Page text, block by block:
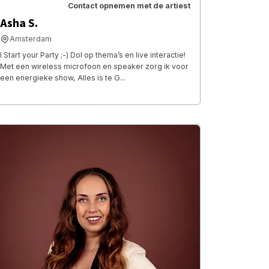
Contact opnemen met de artiest
Asha S.
Amsterdam
I Start your Party ;-) Dol op thema’s en live interactie!
Met een wireless microfoon en speaker zorg ik voor
een energieke show, Alles is te G...